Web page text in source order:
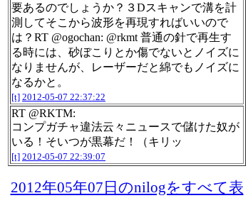
要あるのでしょうか？３Dスキャンで溝を計
測してそこから波形を再現すればいいので
は？RT @ogochan: @rkmt 普通の針で再生す
る時には、砂ぼこりとか傷でないとノイズに
なりませんが、レーザーだと綿でもノイズに
なるかと。
[t] 2012-05-07 22:37:22
RT @RKTM:
コンプガチャ違法云々ニュースで儲けた奴が
いる！そいつが黒幕だ！（キリッ
[t] 2012-05-07 22:39:07
2012年05年07日のnilogをすべて表